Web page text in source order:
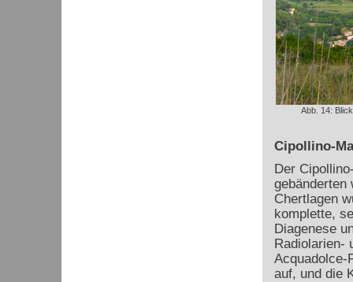
Abb. 14:
Cipollino-
Der
gebänderten
Chertlagen
komplette,
Diagenese
Radiolarien-
Acquadolce-
auf, und die